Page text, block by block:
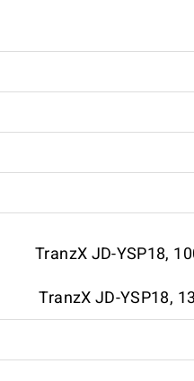
TranzX JD-YSP18,
TranzX JD-YSP18,